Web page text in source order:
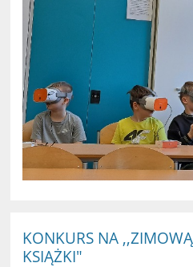
KONKURS NA
KSIĄŻKI"